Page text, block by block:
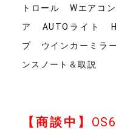
トロール Wエアコ
ア AUTOライト
プ ウインカーミラ
ンスノート＆取説
【商談中】